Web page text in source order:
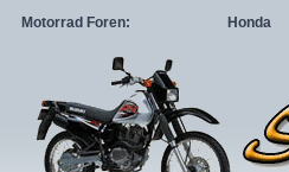
Motorrad Foren: Honda